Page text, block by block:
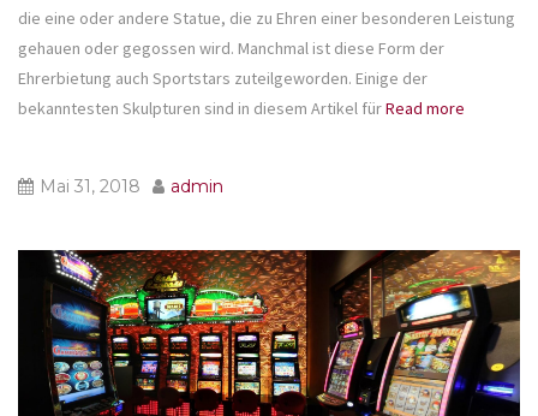
die eine oder andere Statue, die zu Ehren einer besonderen Leistung
gehauen oder gegossen wird. Manchmal ist diese Form der
Ehrerbietung auch Sportstars zuteilgeworden. Einige der
bekanntesten Skulpturen sind in diesem Artikel fürRead more
Mai 31, 2018 admin